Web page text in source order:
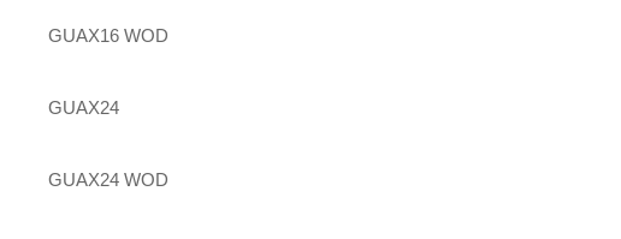
GUAX16 WOD
GUAX24
GUAX24 WOD